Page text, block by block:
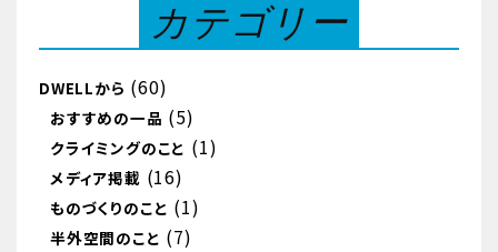
カテゴリー
DWELLから (60)
おすすめの一品 (5)
クライミングのこと (1)
メディア掲載 (16)
ものづくりのこと (1)
半外空間のこと (7)